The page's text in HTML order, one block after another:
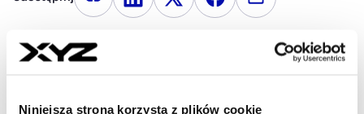
Niniejsza strona korzysta z plików cookie
Udostępnij na LinkedIn
Udostępnij na Twitterze
Udostępnij na
Udostępnij
Strona główna
Amerykański sędzia piłkarski